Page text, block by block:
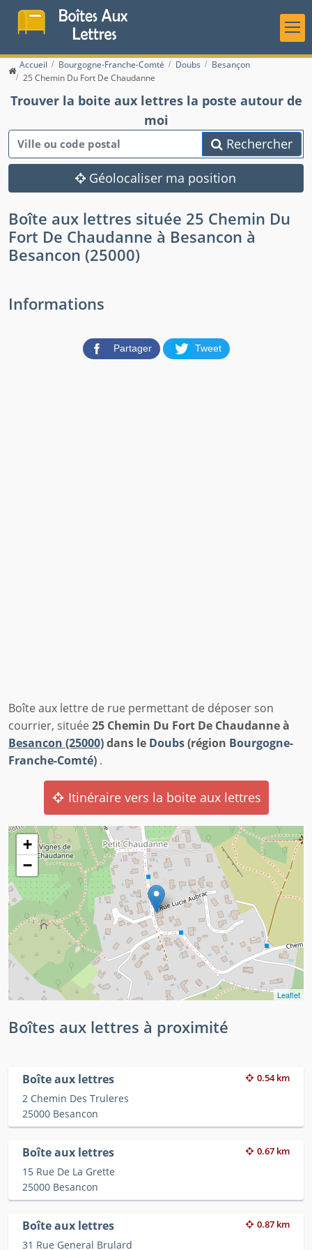
Accueil Bourgogne-Franche-Comté Doubs
Besançon
25 Chemin Du Fort De Chaudanne
Trouver la boite aux lettres la poste autour de
moi
Rechercher
Géolocaliser ma position
Boîte aux lettres située 25 Chemin Du
Fort De Chaudanne à Besancon à
Besancon (25000)
Informations
Partager Tweet
Boîte aux lettre de rue permettant de déposer son
courrier, située25 Chemin Du Fort De Chaudanne à
Besancon (25000)dans le Doubs(région Bourgogne-
Franche-Comté) .
Itinéraire vers la boite aux lettres
+
−
Leaflet
Boîtes aux lettres à proximité
Boîte aux lettres 0.54 km
2 Chemin Des Truleres
25000 Besancon
Boîte aux lettres 0.67 km
15 Rue De La Grette
25000 Besancon
Boîte aux lettres 0.87 km
31 Rue General Brulard